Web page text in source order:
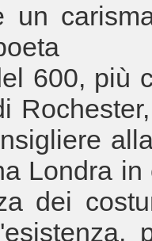
un
600, più
Londra
dei